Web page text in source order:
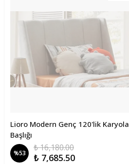
Lioro Modern Genç 120'lik Karyola
Başlığı
%53
₺ 16,180.00
₺ 7,685.50